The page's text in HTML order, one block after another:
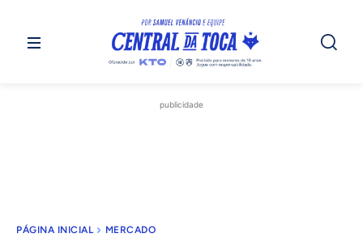
publicidade
PÁGINA INICIAL MERCADO